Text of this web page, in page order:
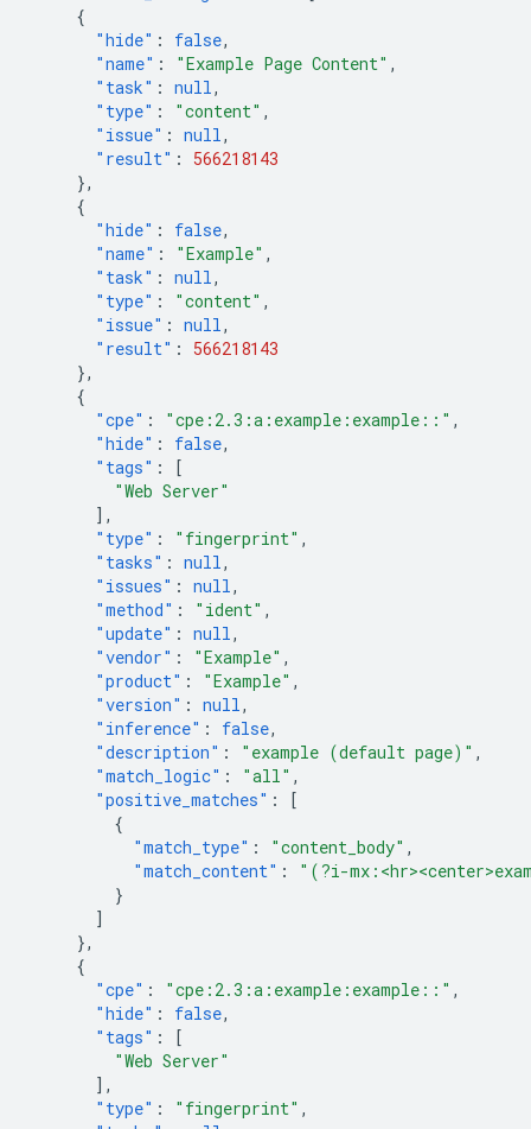
{
"hide" : false,
"name" : "Example Page Content" ,
"task" : null,
"type" : "content" ,
"issue" : null,
"result" :
566218143
},
{
"hide" : false,
"name" : "Example" ,
"task" : null,
"type" : "content" ,
"issue" : null,
"result" :
566218143
},
{
"cpe" : "cpe:2.3:a:example:example::" ,
"hide" : false,
"tags" :
[
"Web Server"
],
"type" : "fingerprint" ,
"tasks" : null,
"issues" : null,
"method" : "ident" ,
"update" : null,
"vendor" : "Example" ,
"product" : "Example" ,
"version" : null,
"inference" : false,
"description" : "example (default page)" ,
"match_logic" : "all" ,
"positive_matches" :
[
{
"match_type" : "content_body" ,
"match_content" :
"(?i-
}
]
},
{
"cpe" : "cpe:2.3:a:example:example::" ,
"hide" : false,
"tags" :
[
"Web Server"
],
"type" : "fingerprint" ,